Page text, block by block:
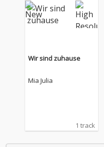
Wir sind zuhause
Mia Julia
1 track